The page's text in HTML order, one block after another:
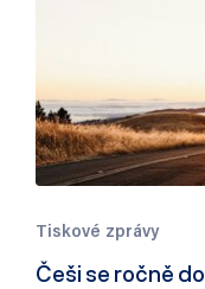
Tiskové zprávy
Češi se ročně